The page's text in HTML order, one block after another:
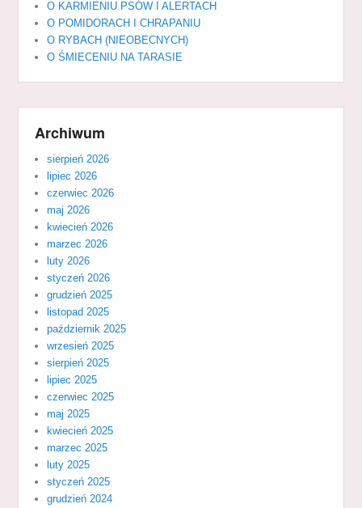
O KARMIENIU PSÓW I ALERTACH
O POMIDORACH I CHRAPANIU
O RYBACH (NIEOBECNYCH)
O ŚMIECENIU NA TARASIE
Archiwum
sierpień 2026
lipiec 2026
czerwiec 2026
maj 2026
kwiecień 2026
marzec 2026
luty 2026
styczeń 2026
grudzień 2025
listopad 2025
październik 2025
wrzesień 2025
sierpień 2025
lipiec 2025
czerwiec 2025
maj 2025
kwiecień 2025
marzec 2025
luty 2025
styczeń 2025
grudzień 2024